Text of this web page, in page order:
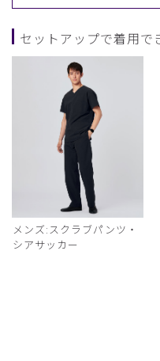
セットアップで着用で
メンズ:スクラブパンツ・
シアサッカー